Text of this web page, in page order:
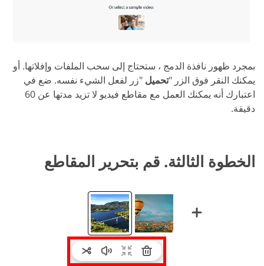
بمجرد ظهور نافذة الدمج ، ستحتاج إلى سحب الملفات وإفلاتها. أو
يمكنك النقر فوق الزر "تحميل "زر لفعل الشيء نفسه. ضع في
اعتبارك أنه يمكنك العمل مع مقاطع فيديو لا تزيد مدتها عن 60
دقيقة.
الخطوة الثالثة. قم بتحرير المقاطع